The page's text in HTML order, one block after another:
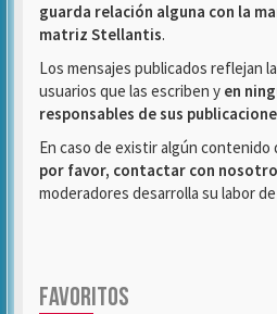
guarda relación alguna con la
matriz Stellantis.
Los mensajes publicados reflejan
usuarios que las escriben y en
responsables de sus
En caso de existir algún
por favor, contactar con
moderadores desarrolla su labor
FAVORITOS